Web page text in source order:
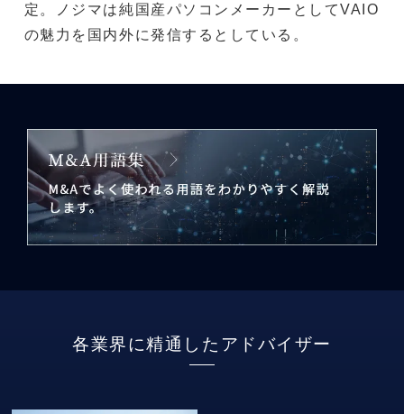
定。ノジマは純国産パソコンメーカーとしてVAIO
の魅力を国内外に発信するとしている。
各業界に精通したアドバイザー